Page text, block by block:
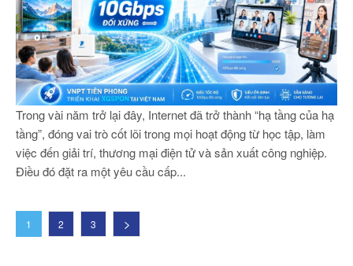
Trong vài năm trở lại đây, Internet đã trở thành “hạ tầng của hạ
tầng”, đóng vai trò cốt lõi trong mọi hoạt động từ học tập, làm
việc đến giải trí, thương mại điện tử và sản xuất công nghiệp.
Điều đó đặt ra một yêu cầu cấp...
1 2 3